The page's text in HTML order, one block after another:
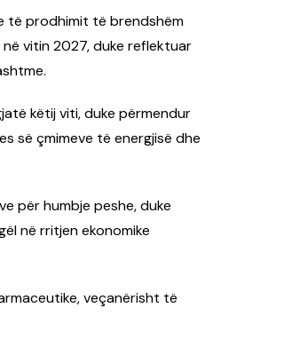
të prodhimit të brendshëm
vitin 2027, duke reflektuar
këtij viti, duke përmendur
së çmimeve të energjisë dhe
për humbje peshe, duke
në rritjen ekonomike
veçanërisht të